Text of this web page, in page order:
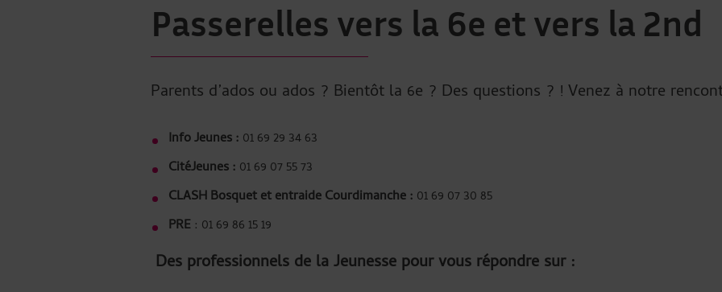
Passerelles vers la 6e et vers la 2nd
Parents d’ados ou ados ? Bientôt la 6e ? Des questions ? ! Venez à notre
Info Jeunes : 01 69 29 34 63
CitéJeunes : 01 69 07 55 73
CLASH Bosquet et entraide Courdimanche : 01 69 07 30 85
PRE : 01 69 86 15 19
Des professionnels de la Jeunesse pour vous répondre sur :